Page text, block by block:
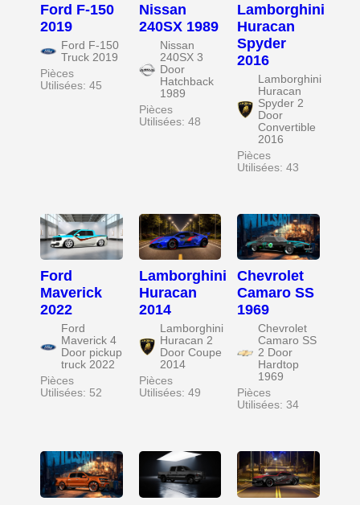
Ford F-150
2019
Ford F-150
Truck 2019
Pièces
Utilisées: 45
Nissan
240SX 1989
Nissan
240SX 3
Door
Hatchback
1989
Pièces
Utilisées: 48
Lamborghini
Huracan
Spyder
2016
Lamborghini
Huracan
Spyder 2
Door
Convertible
2016
Pièces
Utilisées: 43
Ford
Maverick
2022
Ford
Maverick 4
Door pickup
truck 2022
Pièces
Utilisées: 52
Lamborghini
Huracan
2014
Lamborghini
Huracan 2
Door Coupe
2014
Pièces
Utilisées: 49
Chevrolet
Camaro SS
1969
Chevrolet
Camaro SS
2 Door
Hardtop
1969
Pièces
Utilisées: 34